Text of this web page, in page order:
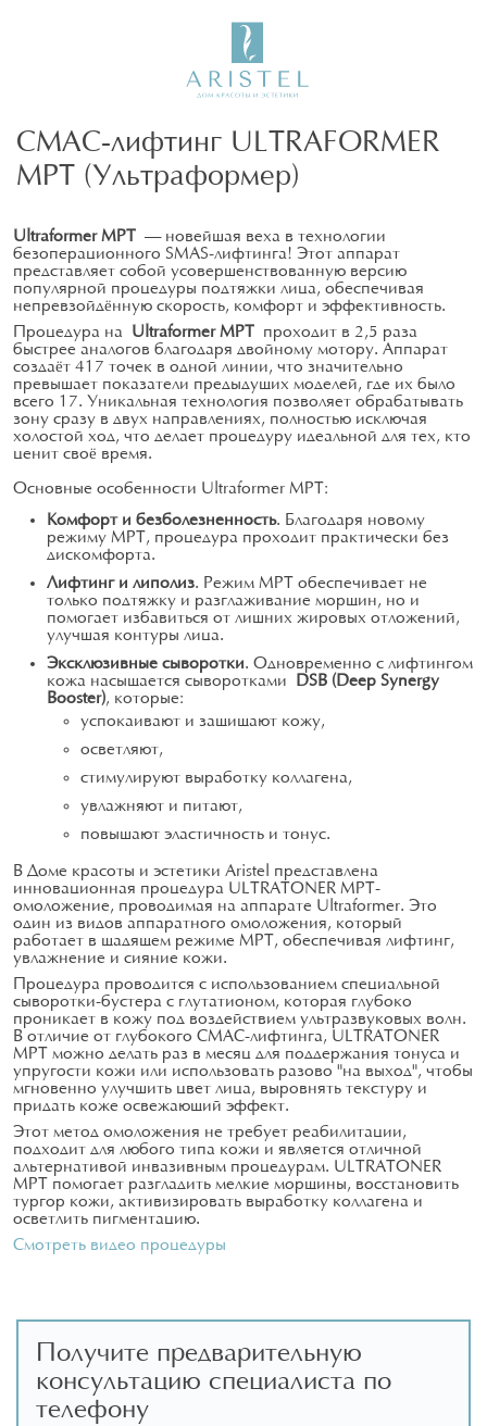
СМАС-лифтинг ULTRAFORMER
MPT (Ультраформер)
Ultraformer MPT – новейшая веха в технологии
безоперационного SMAS-лифтинга! Этот аппарат
представляет собой усовершенствованную версию
популярной процедуры подтяжки лица, обеспечивая
непревзойдённую скорость, комфорт и эффективность.
Процедура на Ultraformer MPT проходит в 2,5 раза
быстрее аналогов благодаря двойному мотору. Аппарат
создаёт 417 точек в одной линии, что значительно
превышает показатели предыдущих моделей, где их было
всего 17. Уникальная технология позволяет обрабатывать
зону сразу в двух направлениях, полностью исключая
холостой ход, что делает процедуру идеальной для тех, кто
ценит своё время.
Основные особенности Ultraformer MPT:
Комфорт и безболезненность. Благодаря новому
режиму MPT, процедура проходит практически без
дискомфорта.
Лифтинг и липолиз. Режим MPT обеспечивает не
только подтяжку и разглаживание морщин, но и
помогает избавиться от лишних жировых отложений,
улучшая контуры лица.
Эксклюзивные сыворотки. Одновременно с лифтингом
кожа насыщается сыворотками DSB (Deep Synergy
Booster), которые:
успокаивают и защищают кожу,
осветляют,
стимулируют выработку коллагена,
увлажняют и питают,
повышают эластичность и тонус.
В Доме красоты и эстетики Aristel представлена
инновационная процедура ULTRATONER MPT-
омоложение, проводимая на аппарате Ultraformer. Это
один из видов аппаратного омоложения, который
работает в щадящем режиме MPT, обеспечивая лифтинг,
увлажнение и сияние кожи.
Процедура проводится с использованием специальной
сыворотки-бустера с глутатионом, которая глубоко
проникает в кожу под воздействием ультразвуковых волн.
В отличие от глубокого СМАС-лифтинга, ULTRATONER
MPT можно делать раз в месяц для поддержания тонуса и
упругости кожи или использовать разово "на выход", чтобы
мгновенно улучшить цвет лица, выровнять текстуру и
придать коже освежающий эффект.
Этот метод омоложения не требует реабилитации,
подходит для любого типа кожи и является отличной
альтернативой инвазивным процедурам. ULTRATONER
MPT помогает разгладить мелкие морщины, восстановить
тургор кожи, активизировать выработку коллагена и
осветлить пигментацию.
Смотреть видео процедуры
Получите предварительную
консультацию специалиста по
телефону